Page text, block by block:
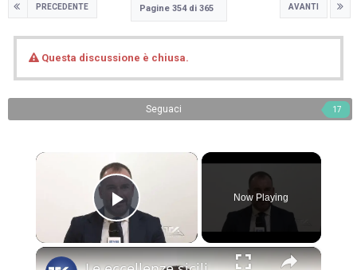
PRECEDENTE AVANTI
Pagine 354 di 365
Questa discussione è chiusa.
Seguaci 17
×
Play Video
Now Playing
×